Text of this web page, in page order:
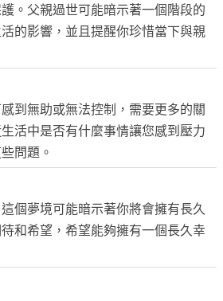
。父親過世可能暗示著一個階段的
的影響，並且提醒你珍惜當下與親
到無助或無法控制，需要更多的關
活中是否有什麼事情讓您感到壓力
問題。
個夢境可能暗示著你將會擁有長久
和希望，希望能夠擁有一個長久幸